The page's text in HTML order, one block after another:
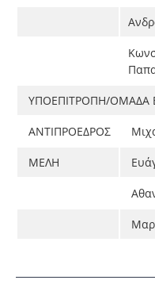
ΥΠΟΕΠΙΤΡΟΠΗ/ΟΜΑΔΑ
ΑΝΤΙΠΡΟΕΔΡΟΣ
ΜΕΛΗ